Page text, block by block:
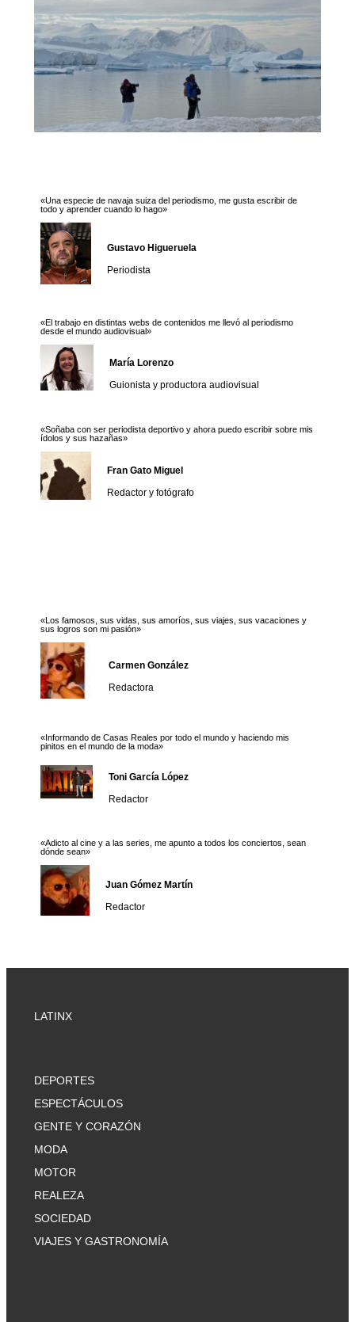
«Una especie de navaja suiza del periodismo, me gusta escribir de
todo y aprender cuando lo hago»
Gustavo Higueruela
Periodista
«El trabajo en distintas webs de contenidos me llevó al periodismo
desde el mundo audiovisual»
María Lorenzo
Guionista y productora audiovisual
«Soñaba con ser periodista deportivo y ahora puedo escribir sobre mis
ídolos y sus hazañas»
Fran Gato Miguel
Redactor y fotógrafo
«Los famosos, sus vidas, sus amoríos, sus viajes, sus vacaciones y
sus logros son mi pasión»
Carmen González
Redactora
«Informando de Casas Reales por todo el mundo y haciendo mis
pinitos en el mundo de la moda»
Toni García López
Redactor
«Adicto al cine y a las series, me apunto a todos los conciertos, sean
dónde sean»
Juan Gómez Martín
Redactor
LATINX
DEPORTES
ESPECTÁCULOS
GENTE Y CORAZÓN
MODA
MOTOR
REALEZA
SOCIEDAD
VIAJES Y GASTRONOMÍA